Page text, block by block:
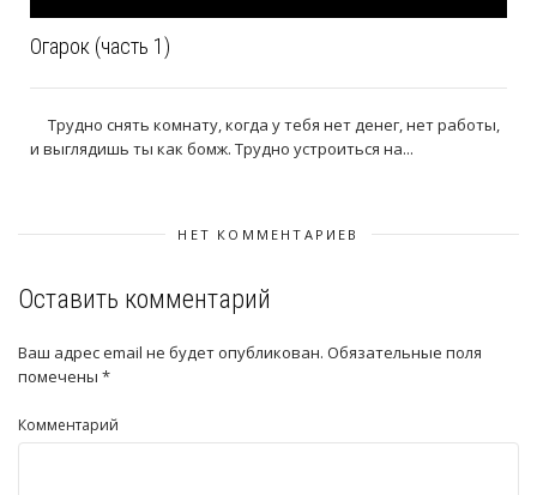
Огарок (часть 1)
Трудно снять комнату, когда у тебя нет денег, нет работы,
и выглядишь ты как бомж. Трудно устроиться на...
НЕТ КОММЕНТАРИЕВ
Оставить комментарий
Ваш адрес email не будет опубликован. Обязательные поля
помечены *
Комментарий